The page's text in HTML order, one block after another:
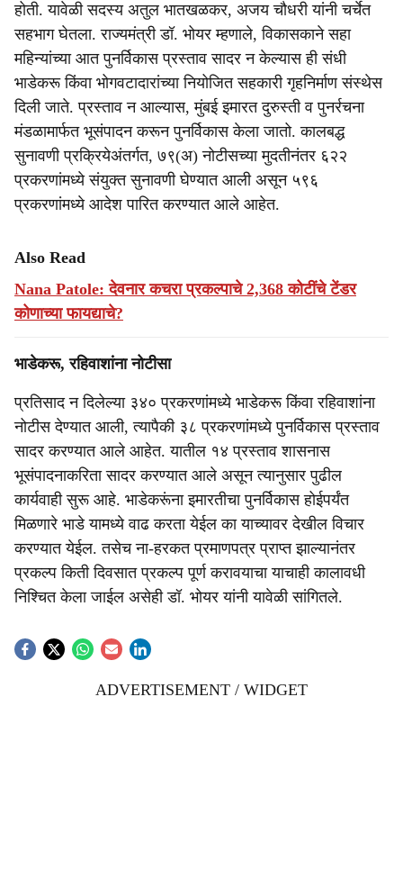
होती. यावेळी सदस्य अतुल भातखळकर, अजय चौधरी यांनी चर्चेत
सहभाग घेतला. राज्यमंत्री डॉ. भोयर म्हणाले, विकासकाने सहा
महिन्यांच्या आत पुनर्विकास प्रस्ताव सादर न केल्यास ही संधी
भाडेकरू किंवा भोगवटादारांच्या नियोजित सहकारी गृहनिर्माण संस्थेस
दिली जाते. प्रस्ताव न आल्यास, मुंबई इमारत दुरुस्ती व पुनर्रचना
मंडळामार्फत भूसंपादन करून पुनर्विकास केला जातो. कालबद्ध
सुनावणी प्रक्रियेअंतर्गत, ७९(अ) नोटीसच्या मुदतीनंतर ६२२
प्रकरणांमध्ये संयुक्त सुनावणी घेण्यात आली असून ५९६
प्रकरणांमध्ये आदेश पारित करण्यात आले आहेत.
Also Read
Nana Patole: देवनार कचरा प्रकल्पाचे 2,368 कोटींचे टेंडर
कोणाच्या फायद्याचे?
भाडेकरू, रहिवाशांना नोटीसा
प्रतिसाद न दिलेल्या ३४० प्रकरणांमध्ये भाडेकरू किंवा रहिवाशांना
नोटीस देण्यात आली, त्यापैकी ३८ प्रकरणांमध्ये पुनर्विकास प्रस्ताव
सादर करण्यात आले आहेत. यातील १४ प्रस्ताव शासनास
भूसंपादनाकरिता सादर करण्यात आले असून त्यानुसार पुढील
कार्यवाही सुरू आहे. भाडेकरूंना इमारतीचा पुनर्विकास होईपर्यंत
मिळणारे भाडे यामध्ये वाढ करता येईल का याच्यावर देखील विचार
करण्यात येईल. तसेच ना-हरकत प्रमाणपत्र प्राप्त झाल्यानंतर
प्रकल्प किती दिवसात प्रकल्प पूर्ण करावयाचा याचाही कालावधी
निश्चित केला जाईल असेही डॉ. भोयर यांनी यावेळी सांगितले.
ADVERTISEMENT / WIDGET